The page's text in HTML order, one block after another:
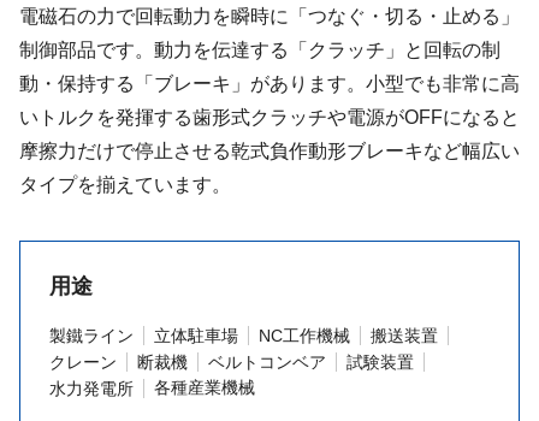
電磁石の力で回転動力を瞬時に「つなぐ・切る・止める」
制御部品です。動力を伝達する「クラッチ」と回転の制
動・保持する「ブレーキ」があります。小型でも非常に高
いトルクを発揮する歯形式クラッチや電源がOFFになると
摩擦力だけで停止させる乾式負作動形ブレーキなど幅広い
タイプを揃えています。
用途
製鐵ライン 立体駐車場 NC工作機械
搬送装置
クレーン
断裁機 ベルトコンベア
試験装置
水力発電所
各種産業機械